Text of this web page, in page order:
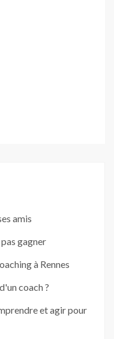
amis
gagner
à Rennes
coach ?
et agir pour